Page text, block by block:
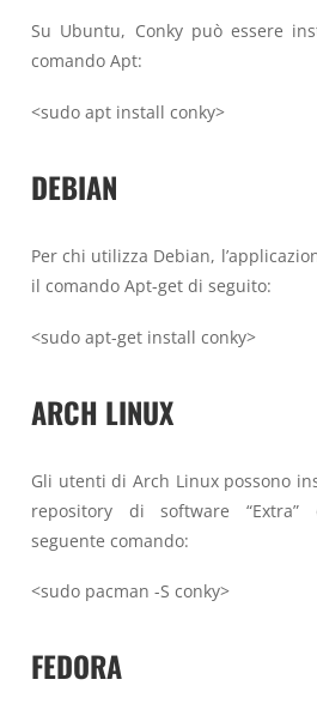
Su Ubuntu, Conky può essere
comando Apt:
<sudo apt install conky>
DEBIAN
Per chi utilizza Debian,
il comando Apt-get di seguito:
<sudo apt-get install conky>
ARCH LINUX
Gli utenti di Arch Linux possono
repository di software
seguente comando:
<sudo pacman -S conky>
FEDORA